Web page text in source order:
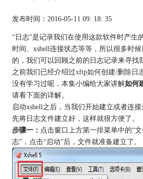
发布时间：2016-05-11 09: 18: 35
“日志”是记录我们在使用这款软件时产生
时间、xshell连接状态等等，所以很多时
的，我们可以回顾之前的日志记录来寻找
之前我们已经介绍过xftp如何创建/删除日
没有学习过呢，本集小编给大家讲解如何
请看下面的详解。
启动xshell之后，当我们开始建立或者连
先将日志文件建立好，这样就很方便了。
步骤一： 点击窗口上方第一排菜单中的“
志”，点击“启动”后，文件就准备建立了。